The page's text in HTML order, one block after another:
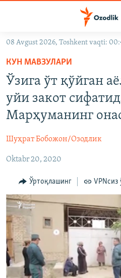
Асосий
навигацияга
ўтинг
Қидиришга
ўтинг
OZODVIDEO
OZODARXIV
На русском
ИЖТИМОИЙ ТАРМОҚЛАР
Озодлик бошқа тилларда
08 Avgust 2026, Toshkent vaqti:
КУН МАВЗУЛАРИ
Ўзига ўт қўйган
уйи закот
Марҳуманинг
Шуҳрат Бобожон/Озодлик
Oktabr 20, 2020
Ўртоқлашинг VPNсиз